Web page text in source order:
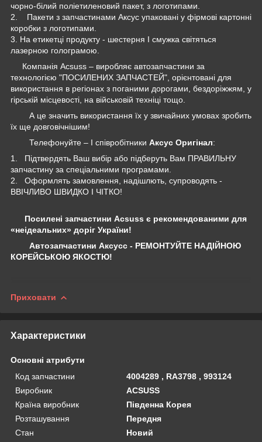
чорно-білий поліетиленовий пакет, з логотипами.
2. Пакети з запчастинами Аксус упаковані у фірмові картонні
коробки з логотипами.
3. На етикетці продукту - шестерня І смужка світяться
лазерною голограмою.
Компанія Acsuss – виробляє автозапчастини за
технологією "ПОСИЛЕНИХ ЗАПЧАСТЕЙ", орієнтовані для
використання в регіонах з поганими дорогами, бездоріжжям, у
гірській місцевості, на військовій техніці тощо.
А це значить використання їх у звичайних умовах зробить
їх ще довговічнішим!
Телефонуйте – І співробітники Аксус Оригінал:
1. Підтвердять Ваш вибір або підберуть Вам ПРАВИЛЬНУ
запчастину за спеціальними програмами.
2. Оформлять замовлення, надішлють, супроводять -
ВВІЧЛИВО ШВИДКО І ЧІТКО!
Посилені запчастини Acsuss є рекомендованими для
«неідеальних» доріг України!
Автозапчастини Аксусс - РЕМОНТУЙТЕ НАДІЙНОЮ
КОРЕЙСЬКОЮ ЯКОСТЮ!
Приховати
Характеристики
Основні атрибути
Код запчастини
4004289 , RA3798 , 993124
Виробник
ACSUSS
Країна виробник
Південна Корея
Розташування
Передня
Стан
Новий